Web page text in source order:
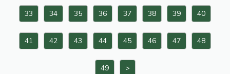
33 34 35 36 37 38 39 40
41 42 43 44 45 46 47 48
49 >